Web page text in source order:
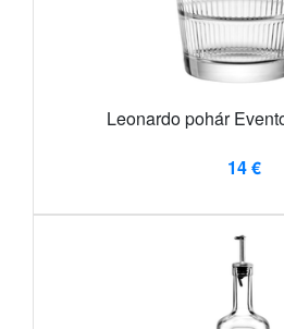
Leonardo pohár
14 €